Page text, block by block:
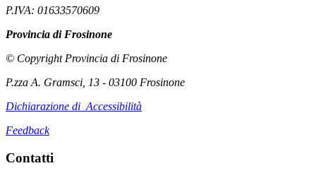
P.IVA: 01633570609
Provincia di Frosinone
© Copyright Provincia di Frosinone
P.zza A. Gramsci, 13 - 03100 Frosinone
Dichiarazione di Accessibilità
Feedback
Contatti